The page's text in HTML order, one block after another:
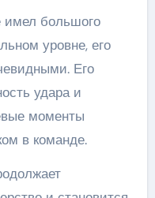
большого
уровне, его
Его
удара и
моменты
в команде.